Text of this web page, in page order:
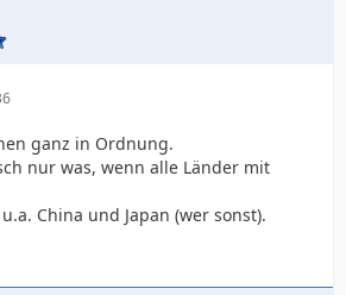
ganz in Ordnung.
nur was, wenn alle Länder mit
China und Japan (wer sonst).